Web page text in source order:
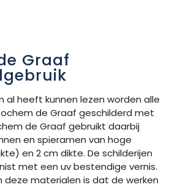
Graaf
al heeft kunnen lezen worden alle
de Graaf geschilderd met
de Graaf gebruikt daarbij
en spieramen van hoge
en 2 cm dikte. De schilderijen
met een uv bestendige vernis.
deze materialen is dat de werken